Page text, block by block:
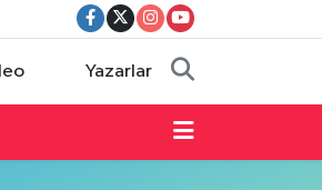
Yazarlar